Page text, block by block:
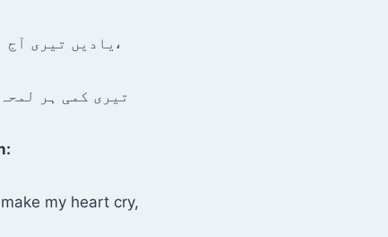
یادیں تیری آج بھی دل کو رُلاتی ہیں،
تیری کمی ہر
my heart cry,